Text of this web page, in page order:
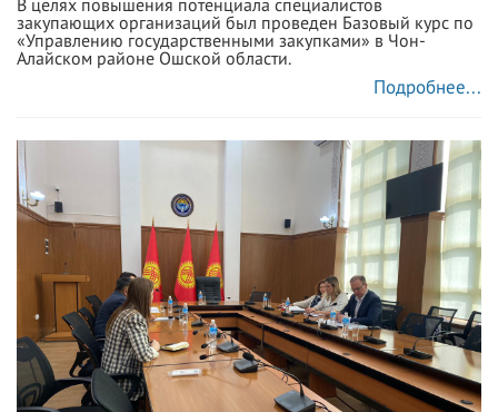
закупающих организаций был проведен Базовый курс по
«Управлению государственными закупками» в Чон-
Алайском районе Ошской области.
Подробнее...